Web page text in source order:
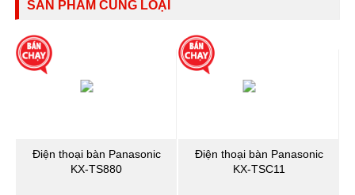
SẢN PHẨM CÙNG LOẠI
Điện thoại bàn Panasonic
KX-TS880
Điện thoại bàn Panasonic
KX-TSC11